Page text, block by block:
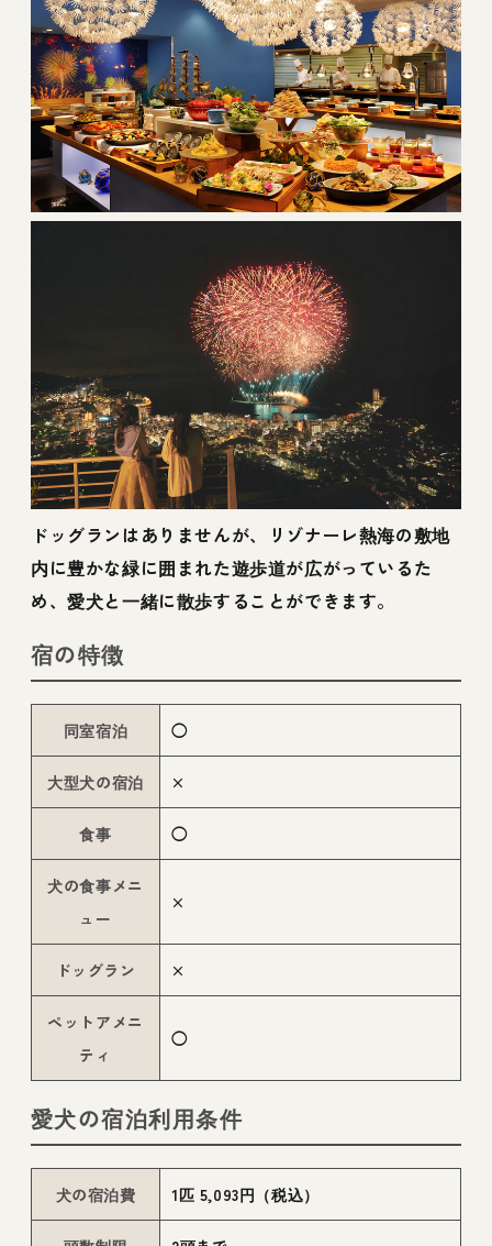
ドッグランはありませんが、リゾナーレ熱海の敷地
内に豊かな緑に囲まれた遊歩道が広がっているた
め、愛犬と一緒に散歩することができます。
宿の特徴
同室宿泊 ◯
大型犬の宿泊 ×
食事 ◯
犬の食事メニ
ュー
×
ドッグラン ×
ペットアメニ
ティ
◯
愛犬の宿泊利用条件
犬の宿泊費 1匹 5,093円（税込）